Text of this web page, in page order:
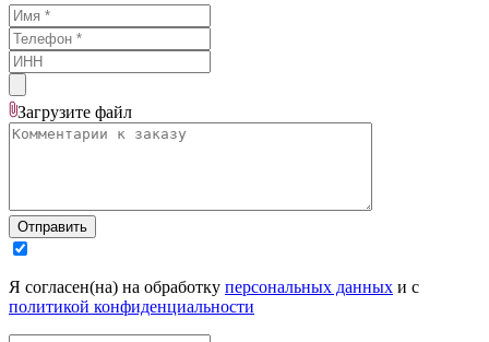
Загрузите файл
Отправить
Я согласен(на) на обработку персональных данных и с
политикой конфиденциальности